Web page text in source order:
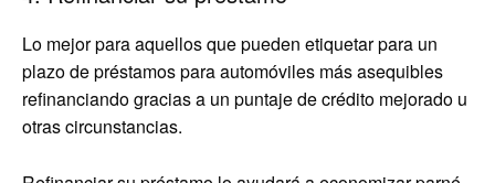
Lo mejor para aquellos que pueden etiquetar para un
plazo de préstamos para automóviles más asequibles
refinanciando gracias a un puntaje de crédito mejorado u
otras circunstancias.